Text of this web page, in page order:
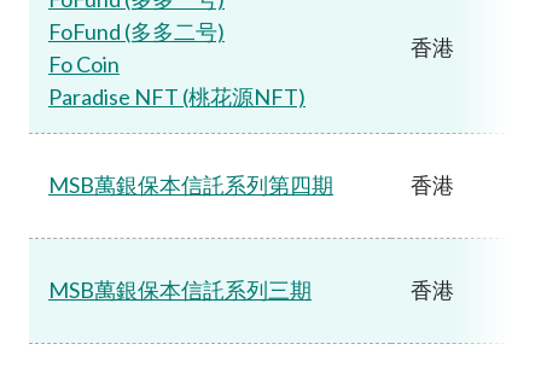
FoFund (多多二号)
Fo Coin
Paradise NFT (桃花源NFT)
香港
MSB萬銀保本信託系列第四期 香港
MSB萬銀保本信託系列三期 香港